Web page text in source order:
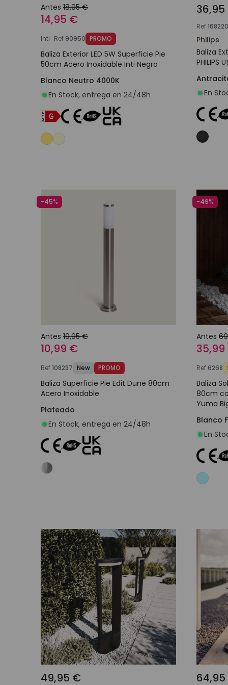
Antes 18,95 €
14,95 €
Inti Ref 90950 PROMO
Baliza Exterior LED 5W Superficie Pie
50cm Acero Inoxidable Inti Negro
Blanco Neutro 4000K
En Stock, entrega en 24/48h
Ref168220
Philips
Baliza
PHILIPS
En
-45%
Antes 19,95 €
10,99 €
Ref108237 New PROMO
Baliza Superficie Pie Edit Dune 80cm
Acero Inoxidable
Plateado
En Stock, entrega en 24/48h
-49%
Antes
Ref6268
Baliza
80cm
Yuma
Blanco
En
49,95 €